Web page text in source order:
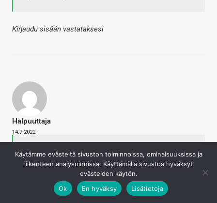
Kirjaudu sisään vastataksesi
Halpuuttaja
14.7.2022
Tege sanoi
Miksei Twitter bannaa Muskia? Vai vaatiiko se
oikeuden päätöksen että Musk on tahollaan
manipuloinut osakemarkkinoita?
Napsauta laajentaaksesi…
Käytämme evästeitä sivuston toiminnoissa, ominaisuuksissa ja
liikenteen analysoinnissa. Käyttämällä sivustoa hyväksyt
evästeiden käytön.
Ok
En hyväksy Lisätietoja